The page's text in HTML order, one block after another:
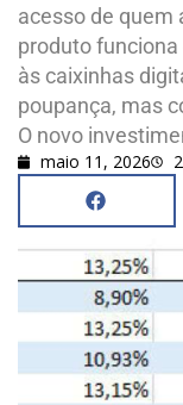
acesso de quem
produto
às caixinhas
poupança, mas
O novo
maio 11, 2026